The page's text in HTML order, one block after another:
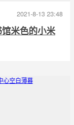
2021-8-13 23:48
米色的小米